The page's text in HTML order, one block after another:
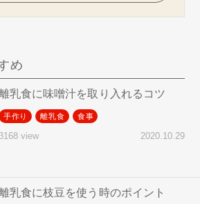
め
乳食に味噌汁を取り入れるコツ
手作り 離乳食 食事
3168 view 2020.10.29
乳食に枝豆を使う時のポイント